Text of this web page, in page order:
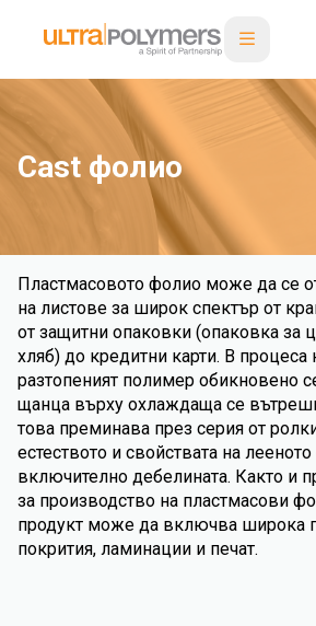
Cast фолио
Пластмасовото фолио може да се
на листове за широк спектър от
от защитни опаковки (опаковка за
хляб) до кредитни карти. В
разтопеният полимер обикновено
щанца върху охлаждаща се
това преминава през серия от
естеството и свойствата на
включително дебелината. Както и
за производство на пластмасови
продукт може да включва широка
покрития, ламинации и печат.